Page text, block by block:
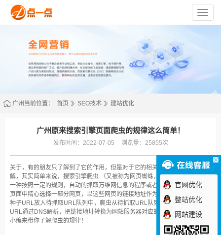
苏
州
点
限
司
广州当前位置： 首页 SEO技术 建站优化
广州原来搜索引擎页面爬虫的规律这么简单！
发布时间：2022-07-05 浏览量：25855次
关于，有的朋友只了解到了它的作用，但是对于它的相关因素，，却不是很了
解，其实简单来说，搜索引擎爬虫 （又被称为网页蜘蛛，网络机器人），是
一种按照一定的规则，自动的抓取万维网信息的程序或者脚本，首先从互联网
页面中精心选择一部分网页，以这些网页的链接地址作为种子URL，将这些
种子URL放入待抓取URL队列中，爬虫从待抓取URL队列依次读取，并将
URL通过DNS解析，把链接地址转换为网站服务器对应的IP地址。那么就让
小编来带你了解爬虫的规律！
官网优化
整站优化
网站建设